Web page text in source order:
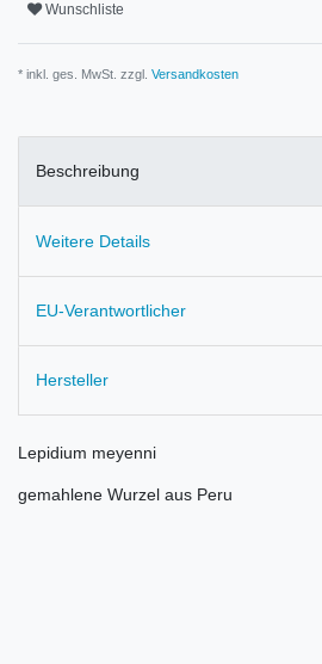
Wunschliste
* inkl. ges. MwSt. zzgl. Versandkosten
Beschreibung
Weitere Details
EU-Verantwortlicher
Hersteller
Lepidium meyenni
gemahlene Wurzel aus Peru